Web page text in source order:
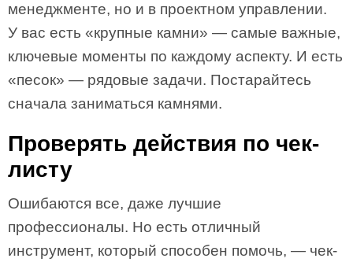
менеджменте, но и в проектном управлении.
У вас есть «крупные камни» — самые важные,
ключевые моменты по каждому аспекту. И есть
«песок» — рядовые задачи. Постарайтесь
сначала заниматься камнями.
Проверять действия по чек-
листу
Ошибаются все, даже лучшие
профессионалы. Но есть отличный
инструмент, который способен помочь, — чек-